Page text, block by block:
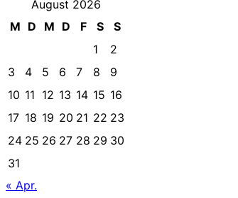
August 2026
M D M D F S
S
1
2
3
4 5 6 7 8
9
10 11 12 13 14 15 16
17 18 19 20 21 22 23
24 25 26 27 28 29 30
31
« Apr.